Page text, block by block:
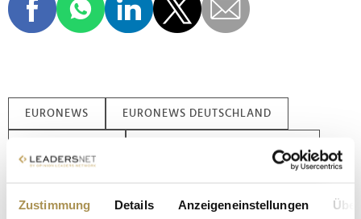
Zustimmung Details Anzeigeneinstellungen
EURONEWS EURONEWS DEUTSCHLAND
Nachname / Firma